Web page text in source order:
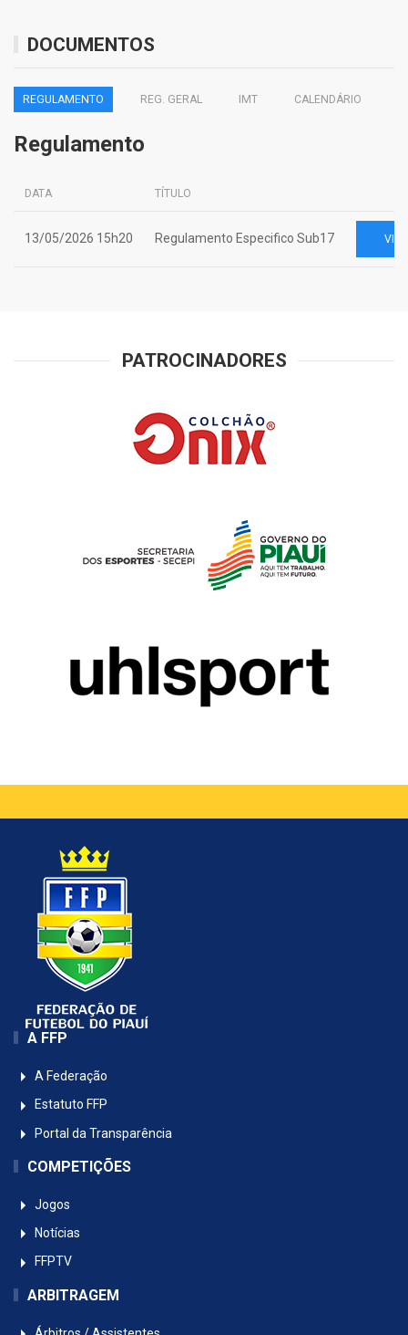
DOCUMENTOS
REGULAMENTO REG. GERAL IMT CALENDÁRIO
Regulamento
DATA TÍTULO
13/05/2026 15h20 Regulamento Especifico Sub17
PATROCINADORES
A FFP
A Federação
Estatuto FFP
Portal da Transparência
COMPETIÇÕES
Jogos
Notícias
FFPTV
ARBITRAGEM